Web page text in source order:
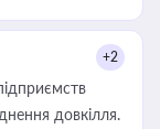
+2
довкілля.